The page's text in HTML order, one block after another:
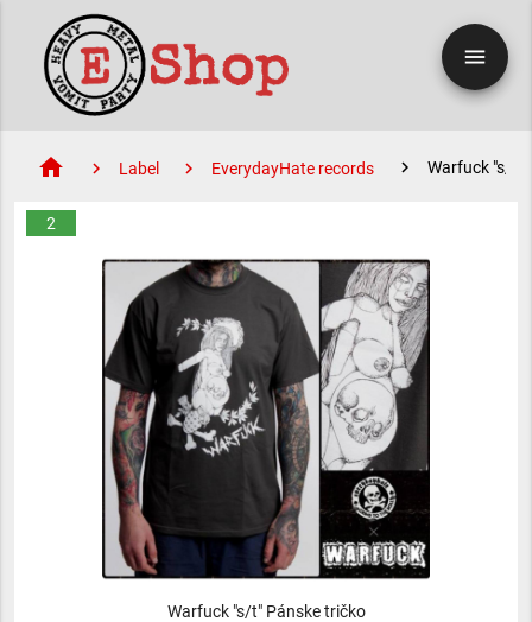
menu
home Label EverydayHate records Warfuck "s/t"
2
Warfuck "s/t" Pánske tričko